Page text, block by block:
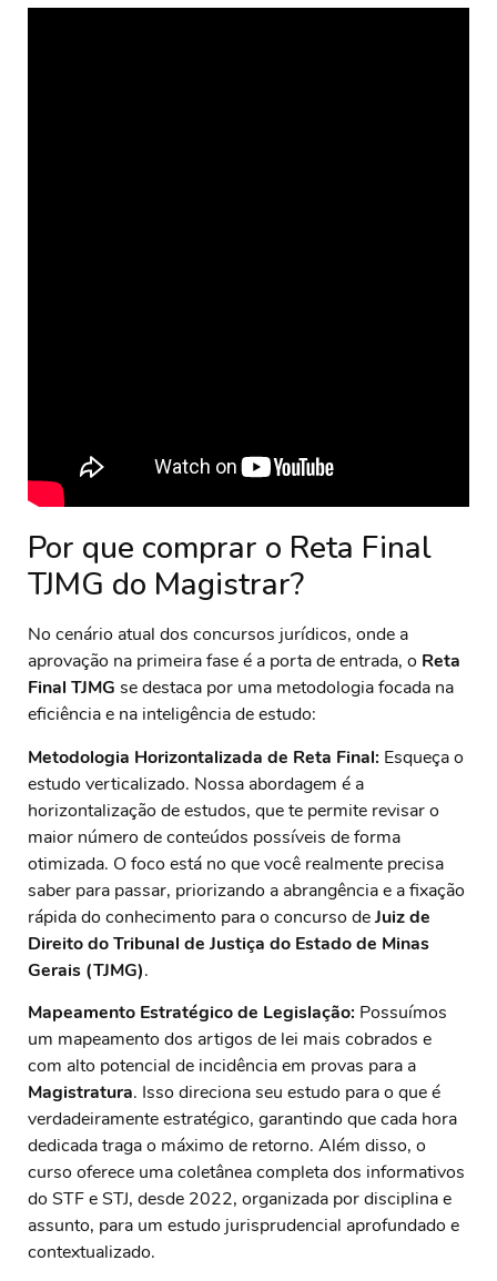
Por que comprar o Reta Final
TJMG do Magistrar?
No cenário atual dos concursos jurídicos, onde a
aprovação na primeira fase é a porta de entrada, o Reta
Final TJMG se destaca por uma metodologia focada na
eficiência e na inteligência de estudo:
Metodologia Horizontalizada de Reta Final: Esqueça o
estudo verticalizado. Nossa abordagem é a
horizontalização de estudos, que te permite revisar o
maior número de conteúdos possíveis de forma
otimizada. O foco está no que você realmente precisa
saber para passar, priorizando a abrangência e a fixação
rápida do conhecimento para o concurso deJuiz de
Direito do Tribunal de Justiça do Estado de Minas
Gerais (TJMG).
Mapeamento Estratégico de Legislação: Possuímos
um mapeamento dos artigos de lei mais cobrados e
com alto potencial de incidência em provas para a
Magistratura. Isso direciona seu estudo para o que é
verdadeiramente estratégico, garantindo que cada hora
dedicada traga o máximo de retorno. Além disso, o
curso oferece uma coletânea completa dos informativos
do STF e STJ, desde 2022, organizada por disciplina e
assunto, para um estudo jurisprudencial aprofundado e
contextualizado.